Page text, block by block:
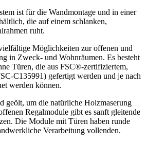
ist für die Wandmontage und in einer
die auf einem schlanken,
ruht.
Möglichkeiten zur offenen und
in Zweck- und Wohnräumen. Es besteht
Türen, die aus FSC®-zertifiziertem,
C135991) gefertigt werden und je nach
werden können.
geölt, um die natürliche Holzmaserung
Regalmodule gibt es sanft gleitende
Die Module mit Türen haben runde
Verarbeitung vollenden.